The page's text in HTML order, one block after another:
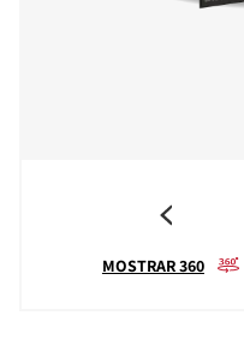
MOSTRAR 360